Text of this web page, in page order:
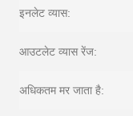
इनलेट व्यास:
आउटलेट व्यास रेंज:
अधिकतम मर जाता है: